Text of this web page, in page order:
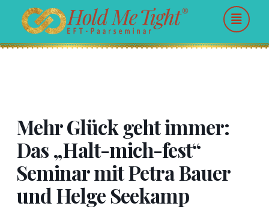
Mehr Glück geht immer:
Das „Halt-mich-fest“
Seminar mit Petra Bauer
und Helge Seekamp